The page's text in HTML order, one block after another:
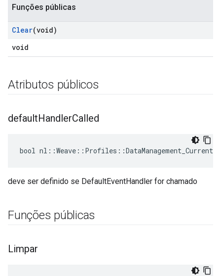
Funções públicas
Clear(void)
void
Atributos públicos
defaultHandlerCalled
bool
deve ser definido se DefaultEventHandler for chamado
Funções públicas
Limpar